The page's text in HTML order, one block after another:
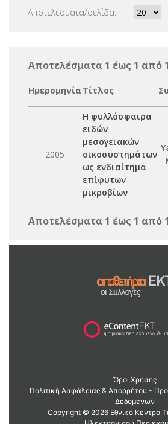
Αποτελέσματα/σελίδα:
Αποτελέσματα 1 έως 1 από 1
Ημερομηνία Τίτλος
2005
Η φυλλόσφαιρα
ειδών
μεσογειακών
οικοσυστημάτων
ως ενδιαίτημα
επίφυτων
μικροβίων
Αποτελέσματα 1 έως 1 από 1